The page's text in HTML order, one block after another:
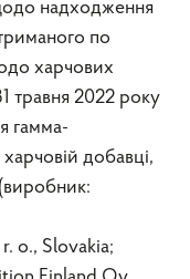
надходження
по
харчових
травня 2022 року
гамма-
добавці,
o., Slovakia;